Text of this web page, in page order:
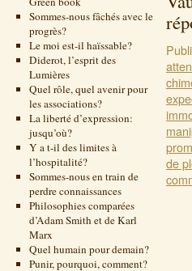
Sommes-nous fâchés avec le
progrès?
Le moi est-il haïssable?
Diderot, l’esprit des
Lumières
Quel rôle, quel avenir pour
les associations?
La liberté d’expression:
jusqu’où?
Y a t-il des limites à
l’hospitalité?
Sommes-nous en train de
perdre connaissances
Philosophies comparées
d’Adam Smith et de Karl
Marx
Quel humain pour demain?
Punir, pourquoi, comment?
de